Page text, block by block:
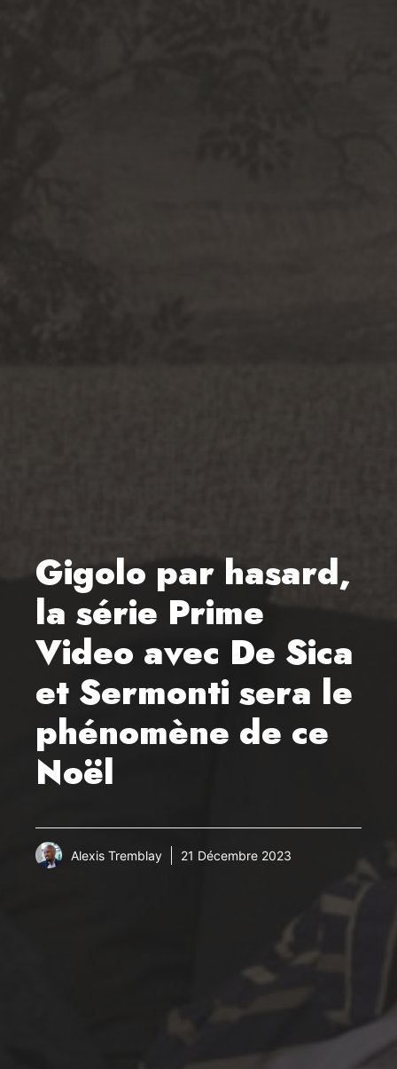
Gigolo par hasard,
la série Prime
Video avec De Sica
et Sermonti sera le
phénomène de ce
Noël
Alexis Tremblay 21 Décembre 2023